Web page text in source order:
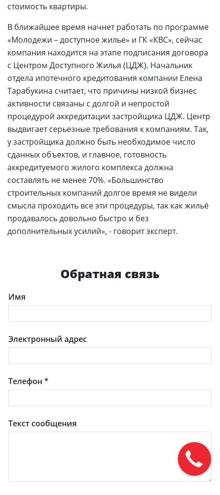
стоимость квартиры.
В ближайшее время начнет работать по программе
«Молодежи – доступное жилье» и ГК «КВС», сейчас
компания находится на этапе подписания договора
с Центром Доступного Жилья (ЦДЖ). Начальник
отдела ипотечного кредитования компании Елена
Тарабукина считает, что причины низкой бизнес
активности связаны с долгой и непростой
процедурой аккредитации застройщика ЦДЖ. Центр
выдвигает серьезные требования к компаниям. Так,
у застройщика должно быть необходимое число
сданных объектов, и главное, готовность
аккредитуемого жилого комплекса должна
составлять не менее 70%. «Большинство
строительных компаний долгое время не видели
смысла проходить все эти процедуры, так как жильё
продавалось довольно быстро и без
дополнительных усилий», - говорит эксперт.
Обратная связь
Имя
Электронный адрес
Телефон*
Текст сообщения